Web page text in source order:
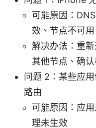
可能原因：
效、节点不可
解决办法：重
其他节点、确
问题 2：某些应
路由
可能原因：应
理未生效